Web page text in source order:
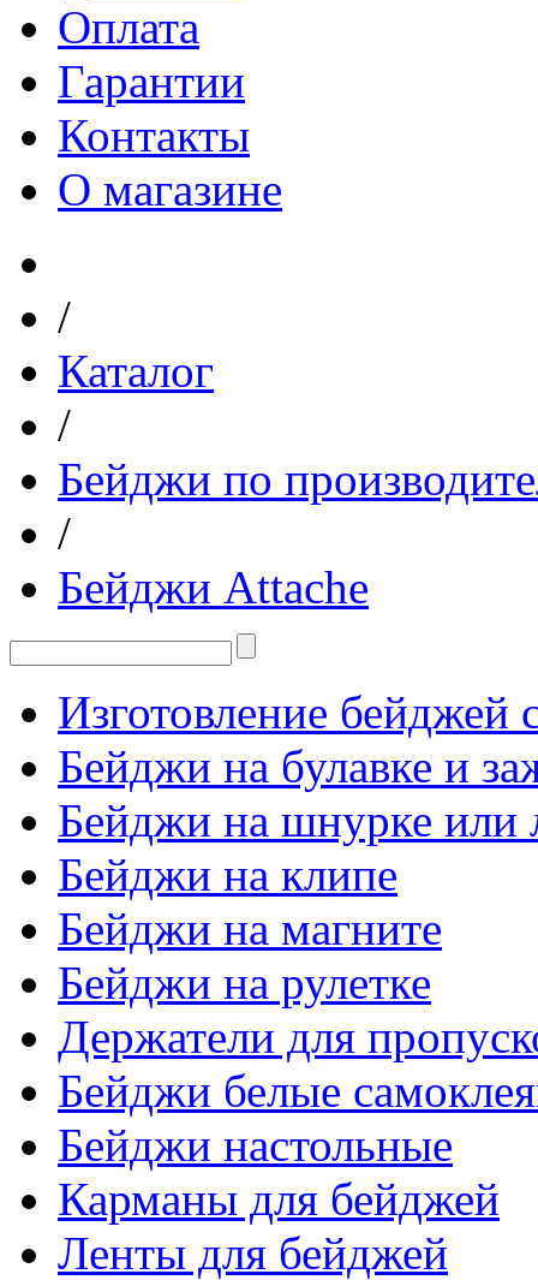
Оплата
Гарантии
Контакты
О магазине
/
Каталог
/
Бейджи по
/
Бейджи Attache
Изготовление бейджей
Бейджи на булавке и
Бейджи на шнурке или
Бейджи на клипе
Бейджи на магните
Бейджи на рулетке
Держатели для
Бейджи белые
Бейджи настольные
Карманы для бейджей
Ленты для бейджей